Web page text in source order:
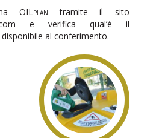
OILplan tramite il sito
e verifica qual’è il
al conferimento.